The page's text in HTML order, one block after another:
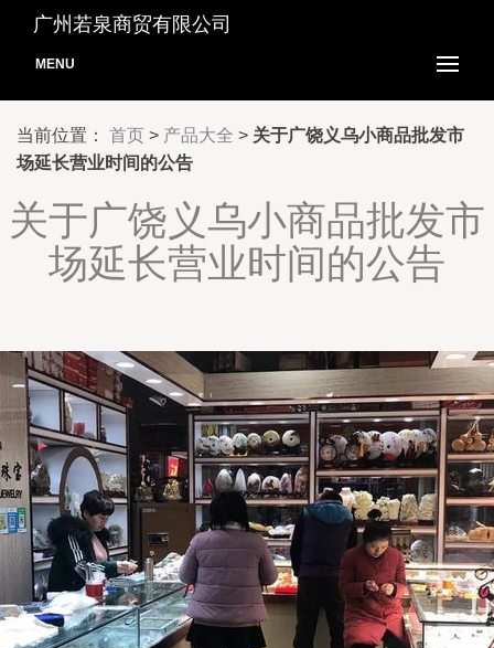
广州若泉商贸有限公司
MENU
当前位置： 首页 > 产品大全 > 关于广饶义乌小商品批发市
场延长营业时间的公告
关于广饶义乌小商品批发市
场延长营业时间的公告